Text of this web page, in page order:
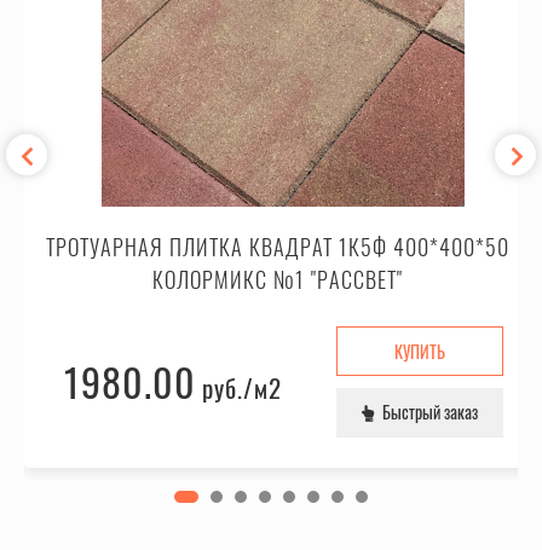
ТРОТУАРНАЯ ПЛИТКА КВАДРАТ 1К5Ф 400*400*50
КОЛОРМИКС №1 "РАССВЕТ"
1980.00 руб./м2
КУПИТЬ
Быстрый заказ